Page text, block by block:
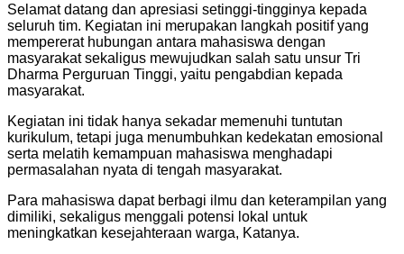
Selamat datang dan apresiasi setinggi-tingginya kepada
seluruh tim. Kegiatan ini merupakan langkah positif yang
mempererat hubungan antara mahasiswa dengan
masyarakat sekaligus mewujudkan salah satu unsur Tri
Dharma Perguruan Tinggi, yaitu pengabdian kepada
masyarakat.
Kegiatan ini tidak hanya sekadar memenuhi tuntutan
kurikulum, tetapi juga menumbuhkan kedekatan emosional
serta melatih kemampuan mahasiswa menghadapi
permasalahan nyata di tengah masyarakat.
Para mahasiswa dapat berbagi ilmu dan keterampilan yang
dimiliki, sekaligus menggali potensi lokal untuk
meningkatkan kesejahteraan warga, Katanya.